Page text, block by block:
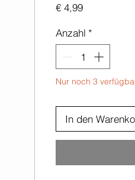
€ 4,99Preis
Anzahl *
Nur noch 3
In den